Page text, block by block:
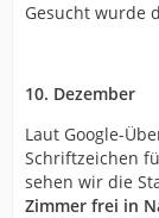
Gesucht wurde
10. Dezember
Laut Google-
Schriftzeichen
sehen wir die
Zimmer frei in